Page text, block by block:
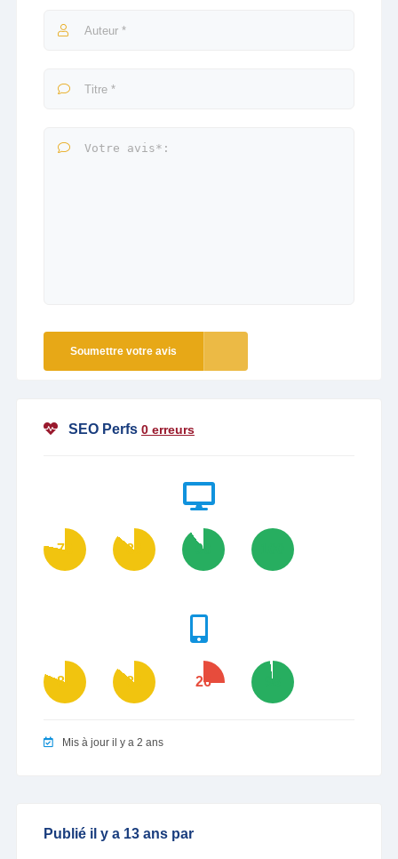
Soumettre votre avis
SEO Perfs 0 erreurs
78 86 90
81 86 26 98
Mis à jour il y a 2 ans
Publié il y a 13 ans par